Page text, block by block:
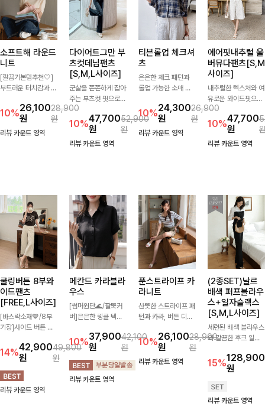
소프트해 라운드
니트
[깔끔기본템추천🤍]
부드러운 터치감과 군
로 매일 손이 가는 자
체제작 니트입니다.
자연스럽게 떨어지는
10%26,100
원
28,900
원
리뷰 카운트 영역
다이어트그만 부
츠컷데님팬츠
[S,M,L사이즈]
군살을 쫀쫀하게 잡아
주는 부츠컷 핏으로
다리 라인을 이쁘고
깔끔하게 만들어주고
진청 색감으로 더욱
슬림해보이는 효과를
10%47,700
원
52,900
원
리뷰 카운트 영역
티븐롤업 체크셔
츠
은은한 체크 패턴과
롤업 가능한 소매 디
를 연출하실 수 있어
요🌿 차르르 흐르는
가벼운 소재와 여유로
10%24,300
원
26,900
원
리뷰 카운트 영역
에어핏내추럴 울
버뮤다팬츠[S,M
사이즈]
내추럴한 텍스처와 여
유로운 와이드핏으로
군살은 자연스럽게 커
버해드리는 버뮤다 팬
츠 🤍 깔끔한 허리 디
테일과 편안한 착용감
10%47,700
원
리뷰 카운트 영역
쿨링버튼 8부와
이드팬츠
[FREE,L사이즈]
[바스락소재💙/8부
기장]사이드 버튼 디
가 되어주는 와이드
팬츠입니다. 여유롭게
떨어지는 실루엣과 가
볍게 바스락거리는 소
재감으로 시원하고 편
14%42,900
원
49,800
원
리뷰 카운트 영역
메칸드 카라블라
우스
[썸머원단🌊/팔뚝커
버]은은한 링클 텍스
이 만나 내추럴하면서
도 세련된 무드를 연
출해주는 블라우스-
데일리룩부터 출근룩
까지 다양하게 활용하
10%37,900
원
42,100
원
리뷰 카운트 영역
푼스트라이프 카
라니트
산뜻한 스트라이프 패
턴과 카라, 버튼 디테
면서도 세련된 무드를
완성해주는 니트 🤍
부드럽고 가벼운 착용
10%26,100
원
28,900
원
리뷰 카운트 영역
(2종SET)날르
배색 퍼프블라우
스+일자슬랙스
[S,M,L사이즈]
세련된 배색 블라우스
와 깔끔한 후크 일자
세트입니다. 허리 라
인을 자연스럽게 살려
일자핏 슬랙스가 만나
단정하면서도 고급스
15%128,900
원
리뷰 카운트 영역